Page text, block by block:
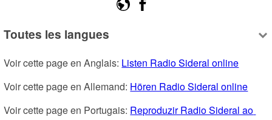
Toutes les langues
Voir cette page en Anglais: Listen Radio Sideral online
Voir cette page en Allemand: Hören Radio Sideral online
Voir cette page en Portugais: Reproduzir Radio Sideral ao